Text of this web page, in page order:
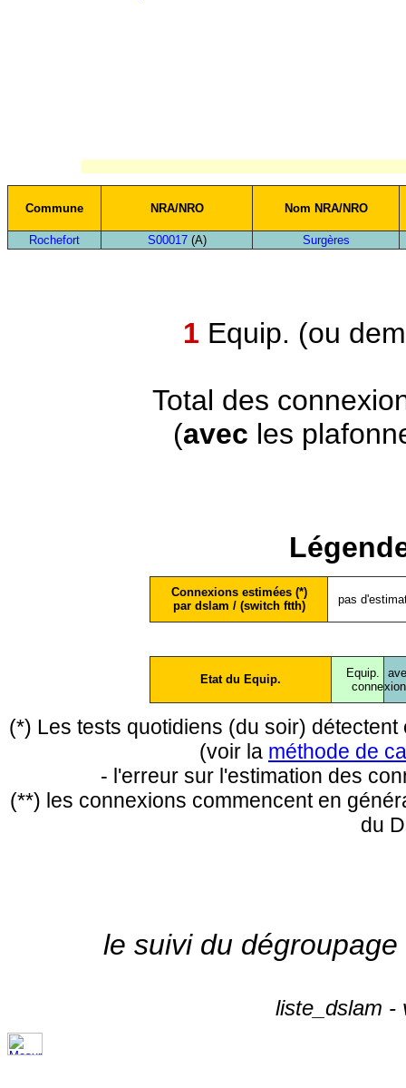
Commune NRA/NRO Nom NRA/NRO
Rochefort S00017(A) Surgères
1 Equip. (ou
Total des
(avec les
Connexions estimées (*)
par dslam / (switch ftth)
pas
Etat du Equip.
Equip.
conne
(*) Les tests quotidiens (du soir)
(voir la méthode de
- l'erreur sur l'estimation des
(**) les connexions commencent en
du
le suivi du
liste_dslam -